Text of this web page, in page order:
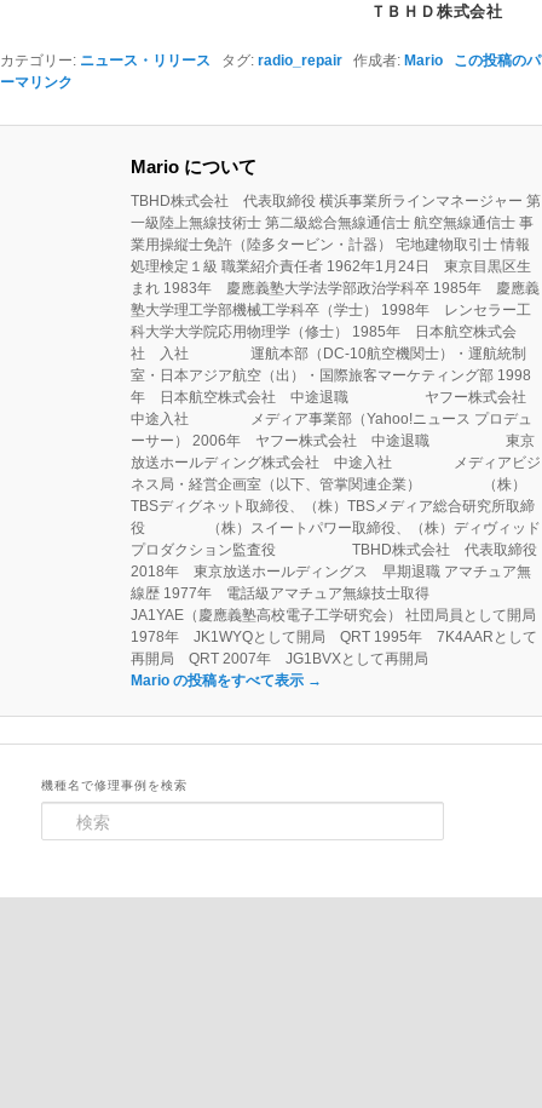
ＴＢＨＤ株式会社
カテゴリー: ニュース・リリース タグ: radio_repair 作成者: Mario
この投稿のパ
ーマリンク
Mario について
TBHD株式会社 代表取締役 横浜事業所ラインマネージャー 第
一級陸上無線技術士 第二級総合無線通信士 航空無線通信士 事
業用操縦士免許（陸多タービン・計器） 宅地建物取引士 情報
処理検定１級 職業紹介責任者 1962年1月24日 東京目黒区生
まれ 1983年 慶應義塾大学法学部政治学科卒 1985年 慶應義
塾大学理工学部機械工学科卒（学士） 1998年 レンセラー工
科大学大学院応用物理学（修士） 1985年 日本航空株式会
社 入社 運航本部（DC-10航空機関士）・運航統制
室・日本アジア航空（出）・国際旅客マーケティング部 1998
年 日本航空株式会社 中途退職 ヤフー株式会社
中途入社 メディア事業部（Yahoo!ニュース プロデュ
ーサー） 2006年 ヤフー株式会社 中途退職 東京
放送ホールディング株式会社 中途入社 メディアビジ
ネス局・経営企画室（以下、管掌関連企業） （株）
TBSディグネット取締役、（株）TBSメディア総合研究所取締
役 （株）スイートパワー取締役、（株）ディヴィッド
プロダクション監査役 TBHD株式会社 代表取締役
2018年 東京放送ホールディングス 早期退職 アマチュア無
線歴 1977年 電話級アマチュア無線技士取得
JA1YAE（慶應義塾高校電子工学研究会） 社団局員として開局
1978年 JK1WYQとして開局 QRT 1995年 7K4AARとして
再開局 QRT 2007年 JG1BVXとして再開局
Mario の投稿をすべて表示 →
機種名で修理事例を検索